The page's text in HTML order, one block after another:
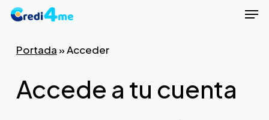
Skip
mainPortada»Acceder
Accede a tu cuenta